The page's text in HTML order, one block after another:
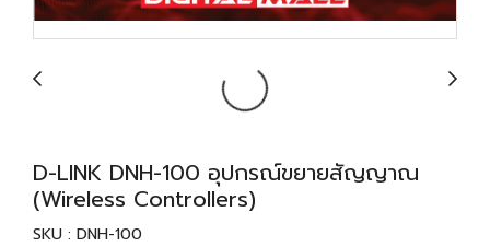
D-LINK DNH-100 อุปกรณ์ขยายสัญญาณ
(Wireless Controllers)
SKU : DNH-100